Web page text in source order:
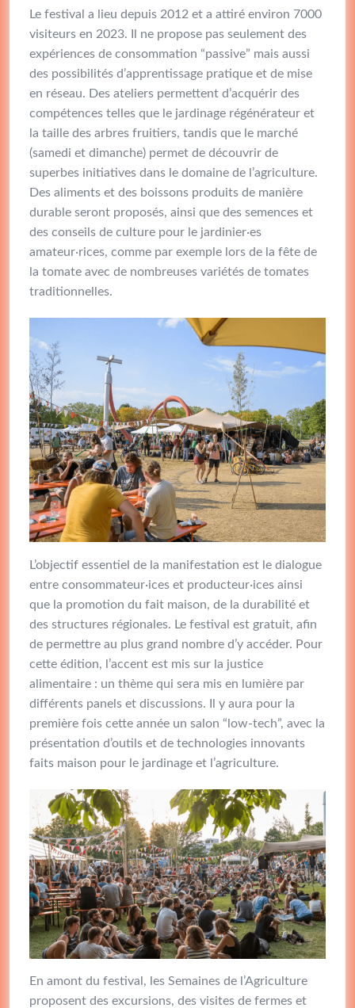
Le festival a lieu depuis 2012 et a attiré environ 7000
visiteurs en 2023. Il ne propose pas seulement des
expériences de consommation “passive” mais aussi
des possibilités d’apprentissage pratique et de mise
en réseau. Des ateliers permettent d’acquérir des
compétences telles que le jardinage régénérateur et
la taille des arbres fruitiers, tandis que le marché
(samedi et dimanche) permet de découvrir de
superbes initiatives dans le domaine de l’agriculture.
Des aliments et des boissons produits de manière
durable seront proposés, ainsi que des semences et
des conseils de culture pour le jardinier·es
amateur·rices, comme par exemple lors de la fête de
la tomate avec de nombreuses variétés de tomates
traditionnelles.
L’objectif essentiel de la manifestation est le dialogue
entre consommateur·ices et producteur·ices ainsi
que la promotion du fait maison, de la durabilité et
des structures régionales. Le festival est gratuit, afin
de permettre au plus grand nombre d’y accéder. Pour
cette édition, l’accent est mis sur la justice
alimentaire : un thème qui sera mis en lumière par
différents panels et discussions. Il y aura pour la
première fois cette année un salon “low-tech”, avec la
présentation d’outils et de technologies innovants
faits maison pour le jardinage et l’agriculture.
En amont du festival, les Semaines de l’Agriculture
proposent des excursions, des visites de fermes et